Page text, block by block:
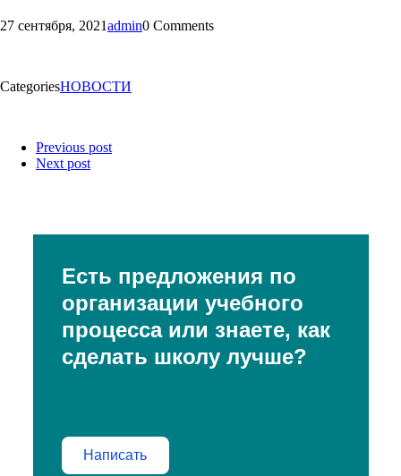
27 сентября, 2021admin0 Comments
CategoriesНОВОСТИ
Previous post
Next post
Есть предложения по
организации учебного
процесса или знаете, как
сделать школу лучше?
Написать